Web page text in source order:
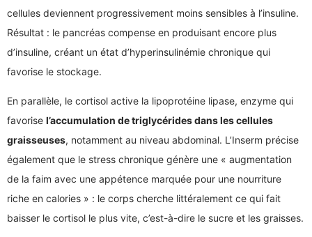
cellules deviennent progressivement moins sensibles à l’insuline.
Résultat : le pancréas compense en produisant encore plus
d’insuline, créant un état d’hyperinsulinémie chronique qui
favorise le stockage.
En parallèle, le cortisol active la lipoprotéine lipase, enzyme qui
favorise l’accumulation de triglycérides dans les cellules
graisseuses, notamment au niveau abdominal. L’Inserm précise
également que le stress chronique génère une « augmentation
de la faim avec une appétence marquée pour une nourriture
riche en calories » : le corps cherche littéralement ce qui fait
baisser le cortisol le plus vite, c’est-à-dire le sucre et les graisses.